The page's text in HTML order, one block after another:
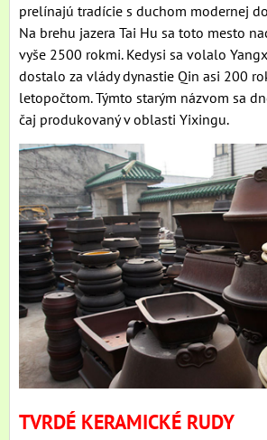
prelínajú tradície s duchom modernej
Na brehu jazera Tai Hu sa toto mesto
vyše 2500 rokmi. Kedysi sa volalo
dostalo za vlády dynastie Qin asi 200
letopočtom. Týmto starým názvom sa
čaj produkovaný v oblasti Yixingu.
TVRDÉ KERAMICKÉ RUDY